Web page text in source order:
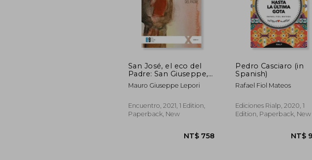
NT$ 2,335
San José, el eco del
Padre: San Giuseppe,
L’Eco del Padre: 91
(100Xuno) (in Spanish)
Mauro Giuseppe Lepori
Encuentro, 2021, 1 Edition,
Paperback, New
Pedro Casciaro (in
Spanish)
Rafael Fiol Mateos
Ediciones Rialp, 2020, 1
Edition, Paperback, New